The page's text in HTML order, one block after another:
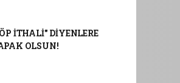
İTHALİ" DİYENLERE
OLSUN!